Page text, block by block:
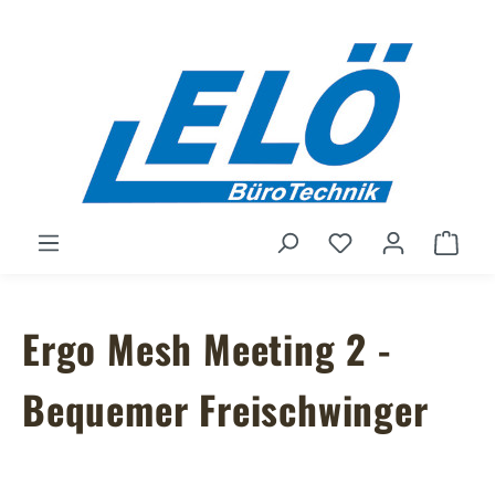
Du hast 0
Ergo Mesh Meeting 2 -
Bequemer Freischwinger